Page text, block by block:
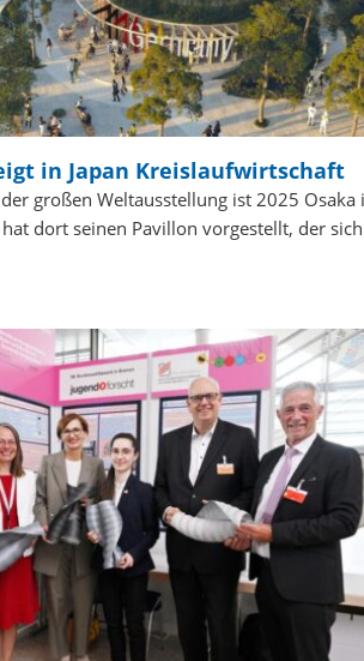
in Japan Kreislaufwirtschaft
großen Weltausstellung ist 2025 Osaka
hat dort seinen Pavillon vorgestellt, der sich